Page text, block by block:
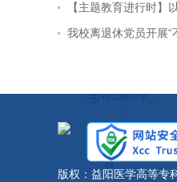
【主题教育进行时】
我校离退休党员开展“
版权：益阳医学高等专